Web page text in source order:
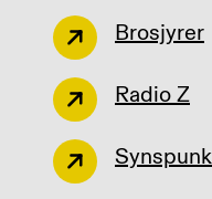
Brosjyrer
Radio Z